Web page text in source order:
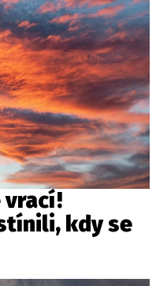
vrací!
kdy se